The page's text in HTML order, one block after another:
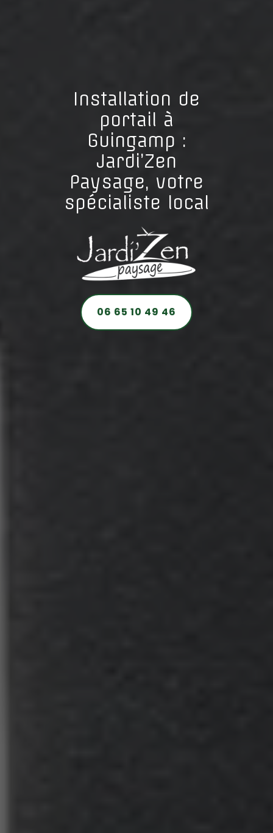
Installation de
portail à
Guingamp :
Jardi’Zen
Paysage, votre
spécialiste local
06 65 10 49 46